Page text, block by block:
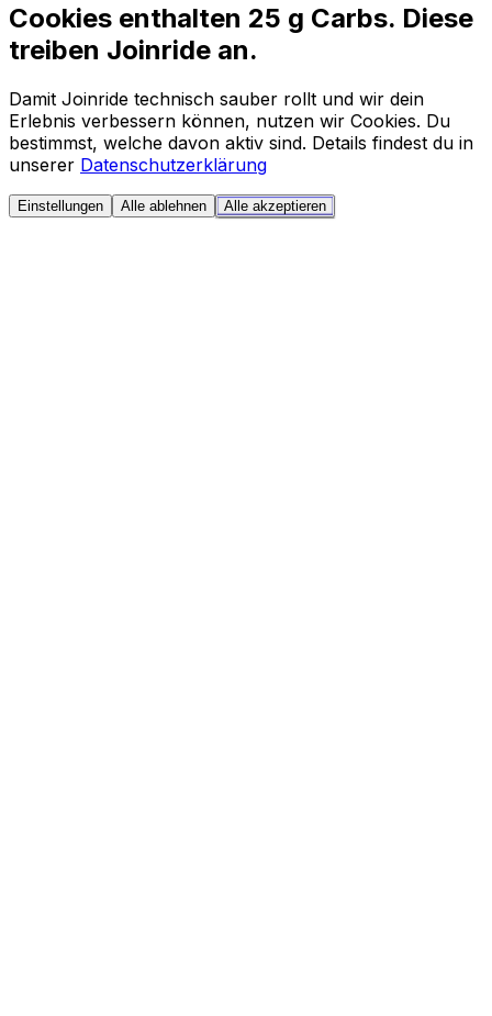
Cookies enthalten 25 g Carbs. Diese
treiben Joinride an.
Damit Joinride technisch sauber rollt und wir dein
Erlebnis verbessern können, nutzen wir Cookies. Du
bestimmst, welche davon aktiv sind. Details findest du in
unserer Datenschutzerklärung
Einstellungen Alle ablehnen Alle akzeptieren